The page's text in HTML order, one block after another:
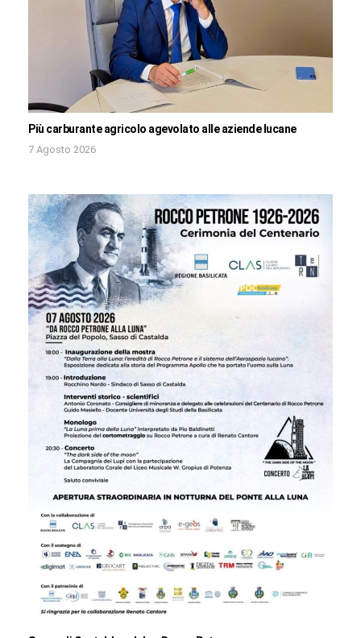
Più carburante agricolo agevolato alle aziende lucane
7 Agosto 2026